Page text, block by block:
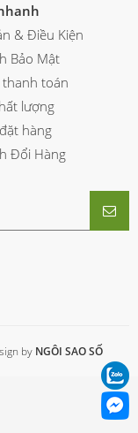
& Điều Kiện
Bảo Mật
toán
lượng
hàng
Đổi Hàng
by NGÔI SAO SỐ